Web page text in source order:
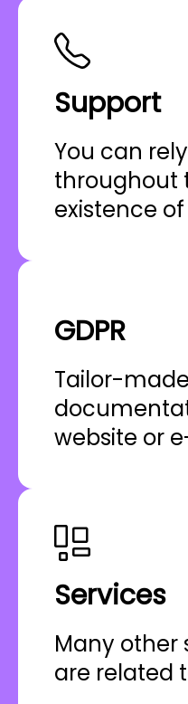
Support
You can
throughout
existence
GDPR
Tailor-
website or
Services
Many other
are related